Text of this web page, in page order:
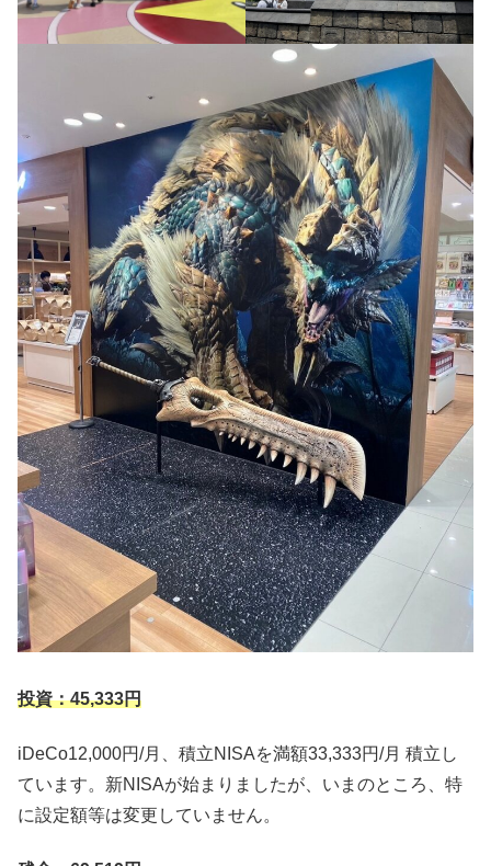
投資：45,333円
iDeCo12,000円/月、積立NISAを満額33,333円/月 積立し
ています。新NISAが始まりましたが、いまのところ、特
に設定額等は変更していません。